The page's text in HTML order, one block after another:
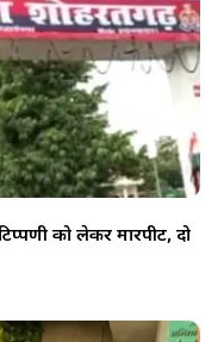
को लेकर मारपीट, दो